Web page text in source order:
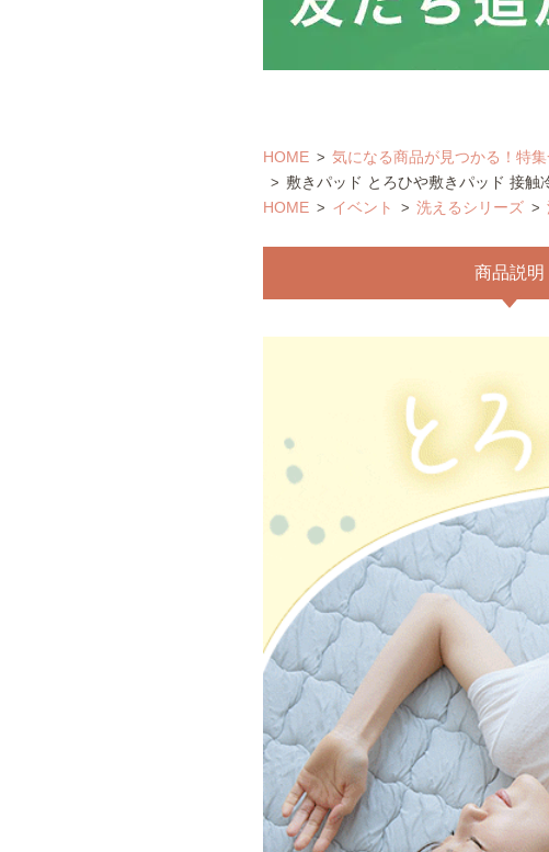
HOME 気になる商品が見つかる！特
敷きパッド とろひや敷きパッド 接触
HOME
イベント 洗えるシリーズ
商品説明